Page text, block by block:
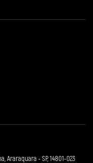
Araraquara - SP, 14801-023